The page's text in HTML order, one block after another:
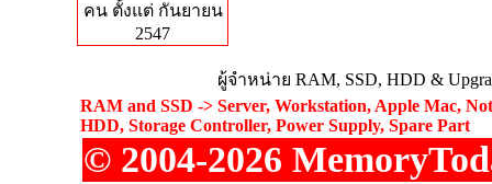
คน ตั้งแต่ กันยายน
2547
ผู้จำหน่าย RAM, SSD, HDD &
RAM and SSD -> Server, Workstation, Apple Mac,
HDD, Storage Controller, Power Supply, Spare Part
© 2004-2026